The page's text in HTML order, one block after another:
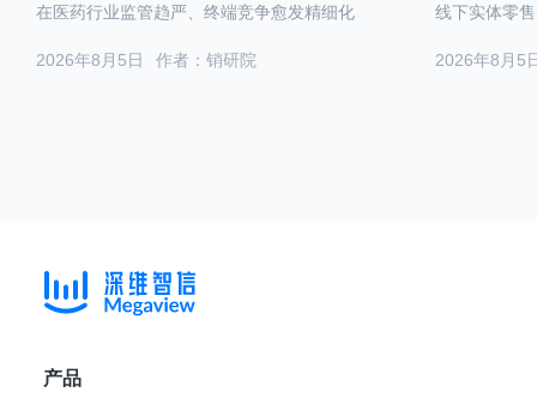
作者：销研院
2026年8月5日
在医药行业监管趋严、终端竞争愈发精细化
2026年8月5
线下实体零
产品